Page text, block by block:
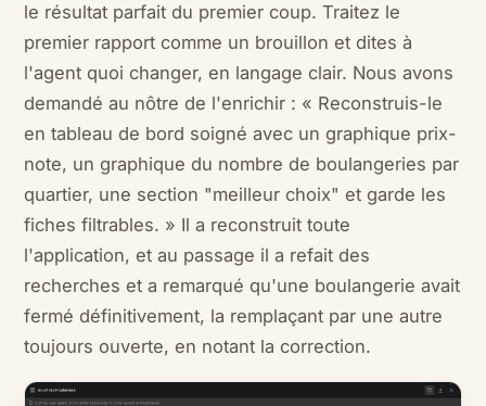
le résultat parfait du premier coup. Traitez le
premier rapport comme un brouillon et dites à
l'agent quoi changer, en langage clair. Nous avons
demandé au nôtre de l'enrichir : « Reconstruis-le
en tableau de bord soigné avec un graphique prix-
note, un graphique du nombre de boulangeries par
quartier, une section "meilleur choix" et garde les
fiches filtrables. » Il a reconstruit toute
l'application, et au passage il a refait des
recherches et a remarqué qu'une boulangerie avait
fermé définitivement, la remplaçant par une autre
toujours ouverte, en notant la correction.